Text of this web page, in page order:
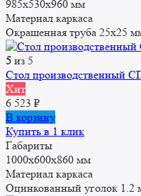
232 ₽.
985х530х960 мм
Материал каркаса
Окрашенная труба 25x25
5 из 5
Стол производственный
Хит
6 523 ₽
В корзину
Купить в 1 клик
Габариты
1000x600x860 мм
Материал каркаса
Оцинкованный уголок 1.2